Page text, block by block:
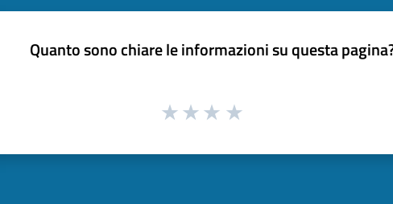
Quanto sono chiare le informazioni su questa